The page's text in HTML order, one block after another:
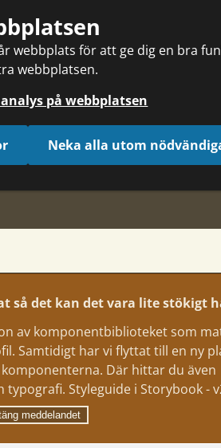
webbplats för att ge dig en bra
webbplatsen.
på webbplatsen
Neka alla utom
så det kan det vara lite stökigt
av komponentbiblioteket som
Samtidigt har vi flyttat till en ny
Där hittar du även
Styleguide i Storybook -
meddelandet